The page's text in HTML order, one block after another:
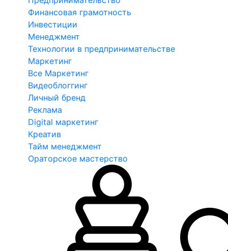
Финансовая грамотность
Инвестиции
Менеджмент
Технологии в предпринимательстве
Маркетинг
Все Маркетинг
Видеоблоггинг
Личный бренд
Реклама
Digital маркетинг
Креатив
Тайм менеджмент
Ораторское мастерство